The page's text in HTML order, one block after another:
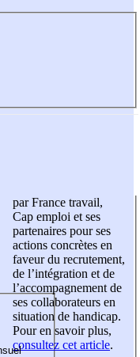
par France travail,
Cap emploi et ses
partenaires pour ses
actions concrètes en
faveur du recrutement,
de l’intégration et de
l’accompagnement de
ses collaborateurs en
situation de handicap.
Pour en savoir plus,
consultez cet article.